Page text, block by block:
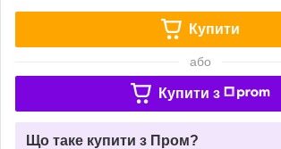
Купити
або
Купити з
Що таке купити з Пром?